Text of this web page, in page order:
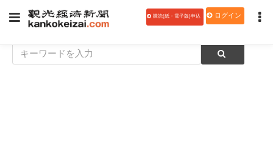
購読(紙・電子版)申込 ログイン